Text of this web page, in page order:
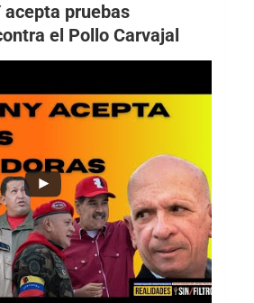
acepta pruebas
el Pollo Carvajal